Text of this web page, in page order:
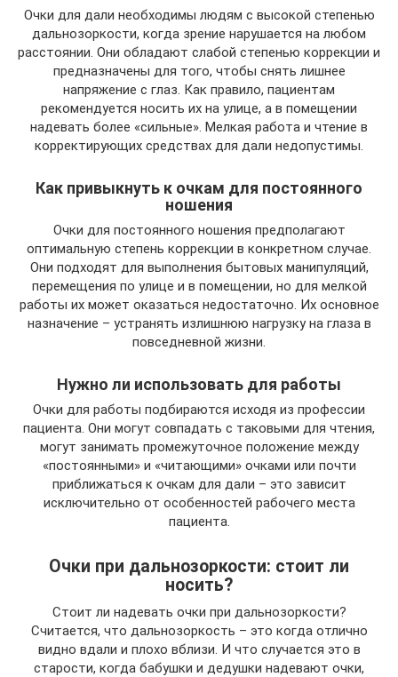
Очки для дали необходимы людям с высокой степенью
дальнозоркости, когда зрение нарушается на любом
расстоянии. Они обладают слабой степенью коррекции и
предназначены для того, чтобы снять лишнее
напряжение с глаз. Как правило, пациентам
рекомендуется носить их на улице, а в помещении
надевать более «сильные». Мелкая работа и чтение в
корректирующих средствах для дали недопустимы.
Как привыкнуть к очкам для постоянного
ношения
Очки для постоянного ношения предполагают
оптимальную степень коррекции в конкретном случае.
Они подходят для выполнения бытовых манипуляций,
перемещения по улице и в помещении, но для мелкой
работы их может оказаться недостаточно. Их основное
назначение – устранять излишнюю нагрузку на глаза в
повседневной жизни.
Нужно ли использовать для работы
Очки для работы подбираются исходя из профессии
пациента. Они могут совпадать с таковыми для чтения,
могут занимать промежуточное положение между
«постоянными» и «читающими» очками или почти
приближаться к очкам для дали – это зависит
исключительно от особенностей рабочего места
пациента.
Очки при дальнозоркости: стоит ли
носить?
Стоит ли надевать очки при дальнозоркости?
Считается, что дальнозоркость – это когда отлично
видно вдали и плохо вблизи. И что случается это в
старости, когда бабушки и дедушки надевают очки,